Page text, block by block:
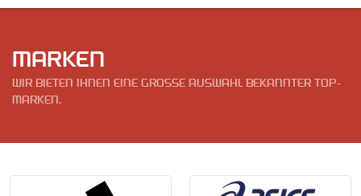
MARKEN
WIR BIETEN IHNEN EINE GROSSE AUSWAHL BEKANNTER TOP-M
ARKEN.